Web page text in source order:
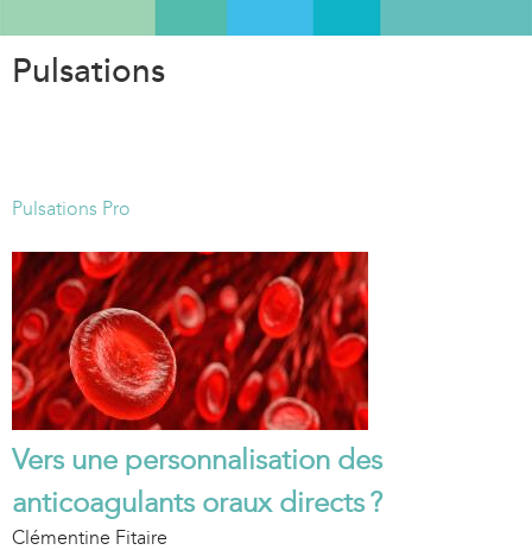
Pulsations
Pulsations Pro
Vers une personnalisation des
anticoagulants oraux directs ?
Clémentine Fitaire